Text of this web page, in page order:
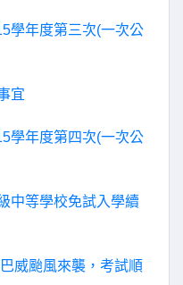
學年度第三次(一次公
宜
學年度第四次(一次公
中等學校免試入學續
威颱風來襲，考試順